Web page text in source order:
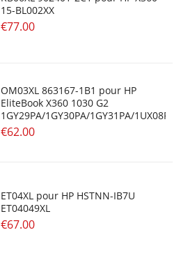
15-BL002XX
€77.00
OM03XL 863167-1B1 pour HP
EliteBook X360 1030 G2
1GY29PA/1GY30PA/1GY31PA/1UX08PA
€62.00
ET04XL pour HP HSTNN-IB7U
ET04049XL
€67.00